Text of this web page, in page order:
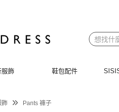
服飾 鞋包配件
飾 Pants 褲子